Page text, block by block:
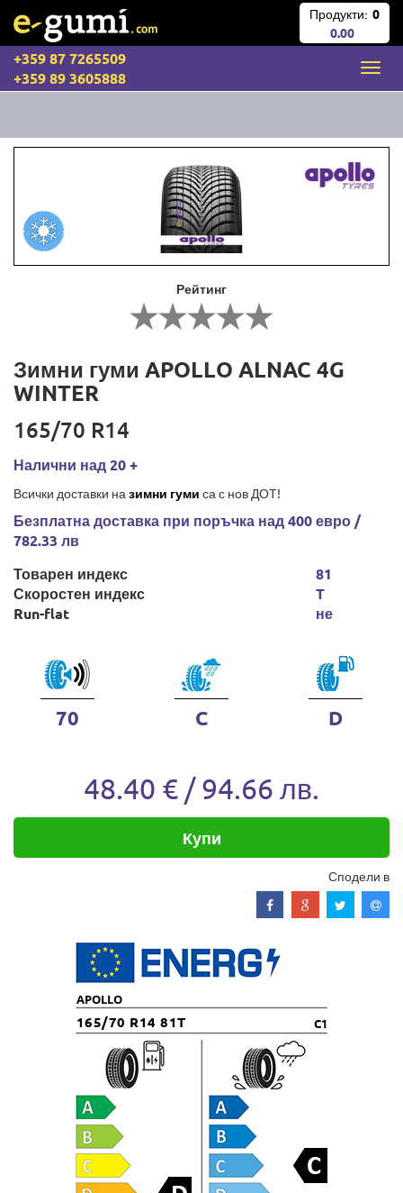
Продукти: 0
0.00
+359 87 7265509
+359 89 3605888
Рейтинг
Зимни гуми APOLLO ALNAC 4G
WINTER
165/70 R14
Налични над 20 +
Всички доставки на зимни гуми са с нов ДОТ!
Безплатна доставка при поръчка над 400 евро /
782.33 лв
Товарен индекс
Скоростен индекс
Run-flat
81
T
не
70 C D
48.40 € / 94.66 лв.
Купи
Сподели в
APOLLO
165/70 R14 81T C1